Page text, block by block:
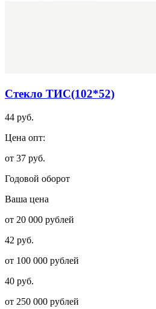
Стекло ТИС(102*52)
44 руб.
Цена опт:
от 37 руб.
Годовой оборот
Ваша цена
от 20 000 рублей
42 руб.
от 100 000 рублей
40 руб.
от 250 000 рублей